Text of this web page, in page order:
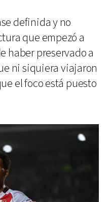
definida y no
que empezó a
haber preservado a
ni siquiera viajaron
el foco está puesto